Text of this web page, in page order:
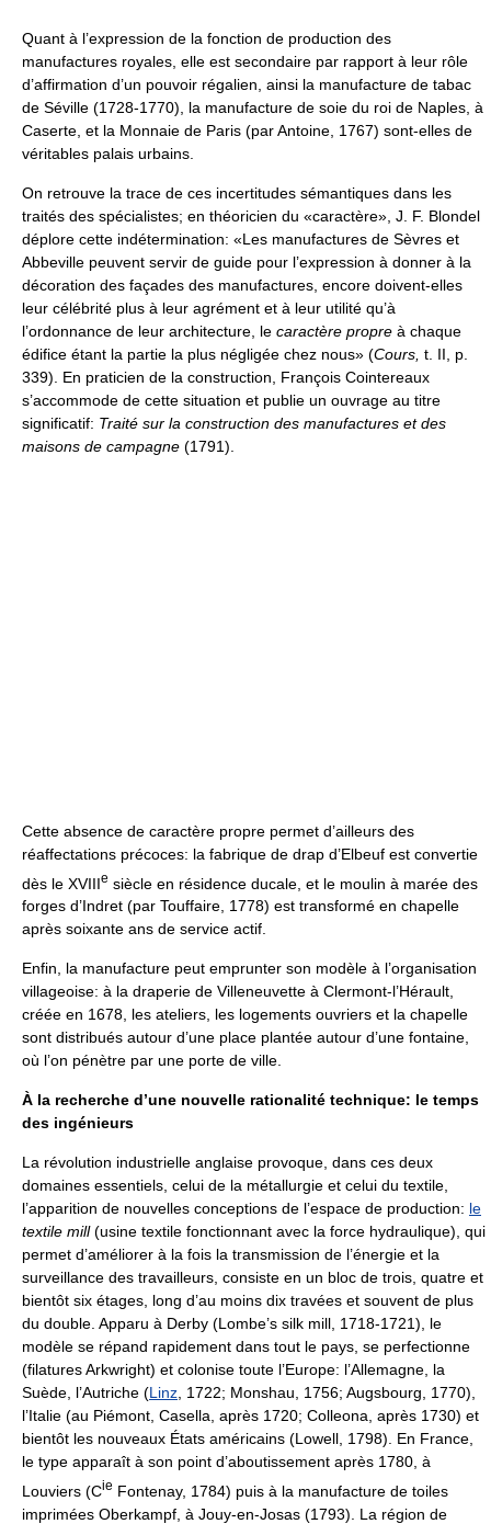
Quant à l’expression de la fonction de production des
manufactures royales, elle est secondaire par rapport à leur rôle
d’affirmation d’un pouvoir régalien, ainsi la manufacture de tabac
de Séville (1728-1770), la manufacture de soie du roi de Naples, à
Caserte, et la Monnaie de Paris (par Antoine, 1767) sont-elles de
véritables palais urbains.
On retrouve la trace de ces incertitudes sémantiques dans les
traités des spécialistes; en théoricien du «caractère», J. F. Blondel
déplore cette indétermination: «Les manufactures de Sèvres et
Abbeville peuvent servir de guide pour l’expression à donner à la
décoration des façades des manufactures, encore doivent-elles
leur célébrité plus à leur agrément et à leur utilité qu’à
l’ordonnance de leur architecture, le caractère propre à chaque
édifice étant la partie la plus négligée chez nous» (Cours, t. II, p.
339). En praticien de la construction, François Cointereaux
s’accommode de cette situation et publie un ouvrage au titre
significatif: Traité sur la construction des manufactures et des
maisons de campagne (1791).
Cette absence de caractère propre permet d’ailleurs des
réaffectations précoces: la fabrique de drap d’Elbeuf est convertie
dès le XVIIIe siècle en résidence ducale, et le moulin à marée des
forges d’Indret (par Touffaire, 1778) est transformé en chapelle
après soixante ans de service actif.
Enfin, la manufacture peut emprunter son modèle à l’organisation
villageoise: à la draperie de Villeneuvette à Clermont-l’Hérault,
créée en 1678, les ateliers, les logements ouvriers et la chapelle
sont distribués autour d’une place plantée autour d’une fontaine,
où l’on pénètre par une porte de ville.
À la recherche d’une nouvelle rationalité technique: le temps
des ingénieurs
La révolution industrielle anglaise provoque, dans ces deux
domaines essentiels, celui de la métallurgie et celui du textile,
l’apparition de nouvelles conceptions de l’espace de production: le
textile mill(usine textile fonctionnant avec la force hydraulique), qui
permet d’améliorer à la fois la transmission de l’énergie et la
surveillance des travailleurs, consiste en un bloc de trois, quatre et
bientôt six étages, long d’au moins dix travées et souvent de plus
du double. Apparu à Derby (Lombe’s silk mill, 1718-1721), le
modèle se répand rapidement dans tout le pays, se perfectionne
(filatures Arkwright) et colonise toute l’Europe: l’Allemagne, la
Suède, l’Autriche (Linz, 1722; Monshau, 1756; Augsbourg, 1770),
l’Italie (au Piémont, Casella, après 1720; Colleona, après 1730) et
bientôt les nouveaux États américains (Lowell, 1798). En France,
le type apparaît à son point d’aboutissement après 1780, à
Louviers (Cie Fontenay, 1784) puis à la manufacture de toiles
imprimées Oberkampf, à Jouy-en-Josas (1793). La région de